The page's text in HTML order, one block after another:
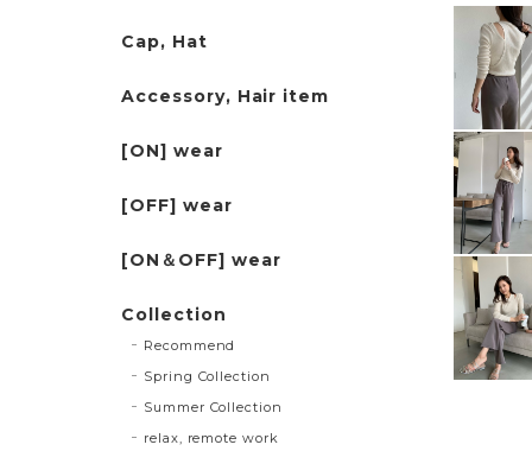
Cap, Hat
Accessory, Hair item
[ON] wear
[OFF] wear
[ON＆OFF] wear
Collection
Recommend
Spring Collection
Summer Collection
relax, remote work